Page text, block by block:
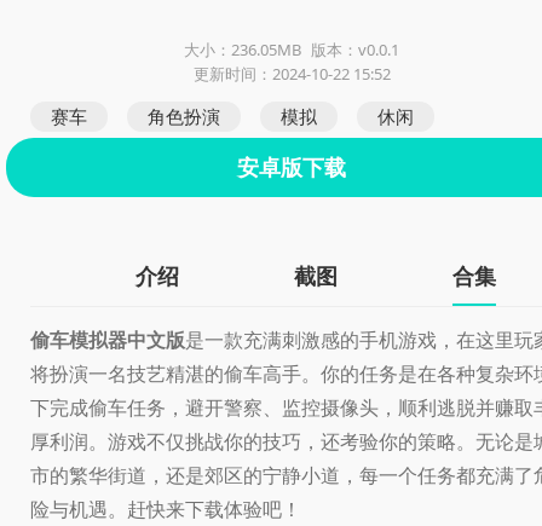
大小：236.05MB 版本：v0.0.1
更新时间：2024-10-22 15:52
赛车 角色扮演 模拟 休闲
安卓版下载
介绍 截图 合集
偷车模拟器中文版是一款充满刺激感的手机游戏，在这里玩
将扮演一名技艺精湛的偷车高手。你的任务是在各种复杂环
下完成偷车任务，避开警察、监控摄像头，顺利逃脱并赚取
厚利润。游戏不仅挑战你的技巧，还考验你的策略。无论是
市的繁华街道，还是郊区的宁静小道，每一个任务都充满了
险与机遇。赶快来下载体验吧！